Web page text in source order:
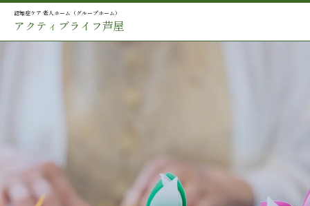
認知症ケア 老人ホーム（グループホーム）
アクティブライフ芦屋